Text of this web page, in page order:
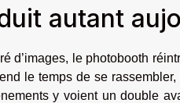
autant
d’images, le photobooth
le temps de se
y voient un double